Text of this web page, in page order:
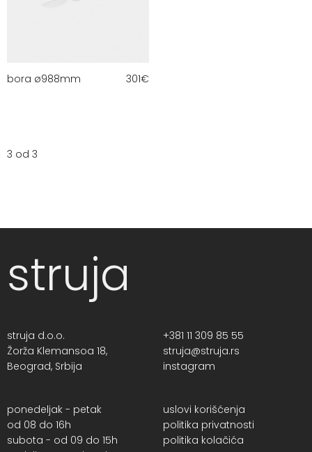
bora ø988mm 301€
3 od 3
struja
struja d.o.o.
Žorža Klemansoa 18,
Beograd, Srbija
+381 11 309 85 55
struja@struja.rs
instagram
ponedeljak - petak
od 08 do 16h
subota - od 09 do 15h
uslovi korišćenja
politika privatnosti
politika kolačića